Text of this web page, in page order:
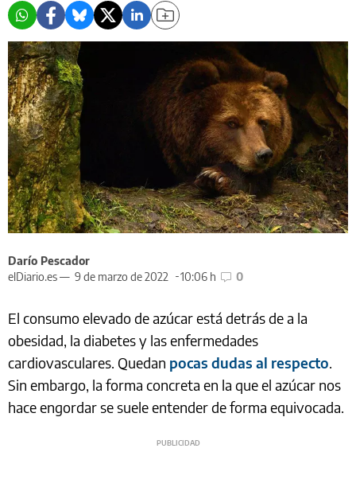
Darío Pescador
elDiario.es — 9 de marzo de 2022 10:06 h 0
El consumo elevado de azúcar está detrás de a la
obesidad, la diabetes y las enfermedades
cardiovasculares. Quedan pocas dudas al respecto.
Sin embargo, la forma concreta en la que el azúcar nos
hace engordar se suele entender de forma equivocada.